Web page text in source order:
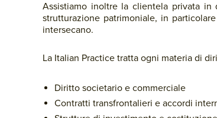
Assistiamo inoltre la clientela privata
strutturazione patrimoniale, in
intersecano.
La Italian Practice tratta ogni materia di
Diritto societario e commerciale
Contratti transfrontalieri e accordi